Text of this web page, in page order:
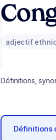
adjectif
Définitions,
Définitions